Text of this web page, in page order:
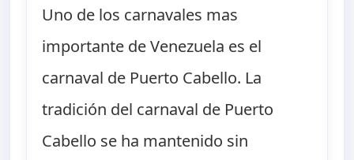
Uno de los carnavales mas
importante de Venezuela es el
carnaval de Puerto Cabello. La
tradición del carnaval de Puerto
Cabello se ha mantenido sin